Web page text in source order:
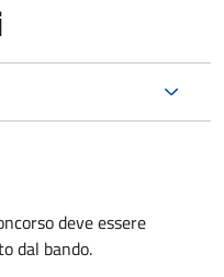
deve essere
dal bando.